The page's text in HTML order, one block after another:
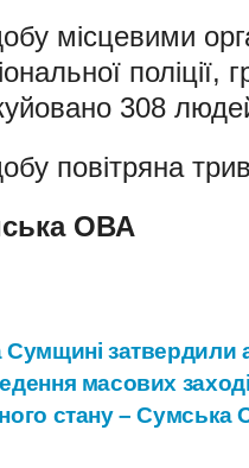
місцевими
308
повітряна
ОВА
Сумщині затвердили
масових
стану – Сумська